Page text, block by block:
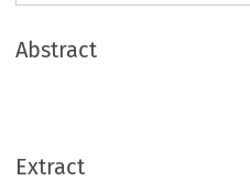
Abstract
Extract